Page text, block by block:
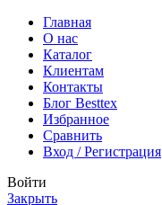
Главная
О нас
Каталог
Клиентам
Контакты
Блог Besttex
Избранное
Сравнить
Вход / Регистрация
Войти
Закрыть